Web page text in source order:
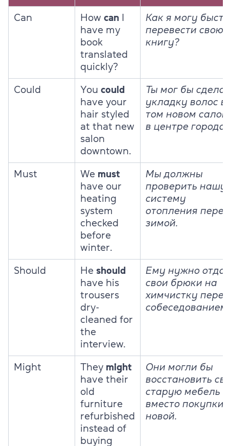
Can How can
have my
book
translated
quickly?
Как я могу
перевести свою
книгу?
Could You could
have your
hair styled
at that new
salon
downtown.
Ты мог бы
укладку волос в
том новом
в центре города.
Must We must
have our
heating
system
checked
before
winter.
Мы должны
проверить нашу
систему
отопления
зимой.
Should He should
have his
trousers
dry-
cleaned for
the
interview.
Ему нужно
свои брюки на
химчистку
Might They might
have their
old
furniture
refurbished
instead of
buying
Они могли бы
восстановить
старую мебель
вместо покупки
новой.